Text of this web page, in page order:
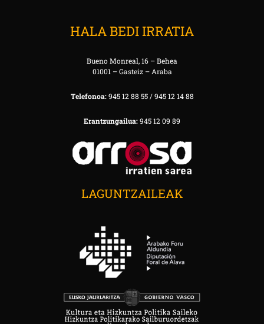
HALA BEDI IRRATIA
Bueno Monreal, 16 – Behea
01001 – Gasteiz – Araba
Telefonoa:945 12 88 55 / 945 12 14 88
Erantzungailua:945 12 09 89
LAGUNTZAILEAK